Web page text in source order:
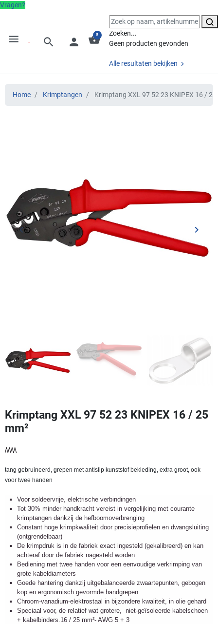
Vragen?
menu search person shopping_basket
0
Zoeken...
Geen producten gevonden
Alle resultaten bekijken
Home Krimptangen Krimptang XXL 97 52 23 KNIPEX 16 / 25
Vorige
keyboard_arrow_left keyboard_arrow_right
Krimptang XXL 97 52 23 KNIPEX 16 / 25
mm²
tang gebruineerd, grepen met antislip kunststof bekleding, extra groot, ook
voor twee handen
Voor soldeervrije, elektrische verbindingen
Tot 30% minder handkracht vereist in vergelijking met courante
krimptangen dankzij de hefboomoverbrenging
Constant hoge krimpkwaliteit door precisieprofielen en dwangsluiting
(ontgrendelbaar)
De krimpdruk is in de fabriek exact ingesteld (gekalibreerd) en kan
achteraf door de fabriek nagesteld worden
Bediening met twee handen voor een eenvoudige verkrimping van
grote kabeldiameters
Goede hantering dankzij uitgebalanceerde zwaartepunten, gebogen
kop en ergonomisch gevormde handgrepen
Chroom-vanadium-elektrostaal in bijzondere kwaliteit, in olie gehard
Speciaal voor, de relatief wat grotere, niet-geïsoleerde kabelschoen
+ kabelbinders.16 / 25 mm²- AWG 5 + 3